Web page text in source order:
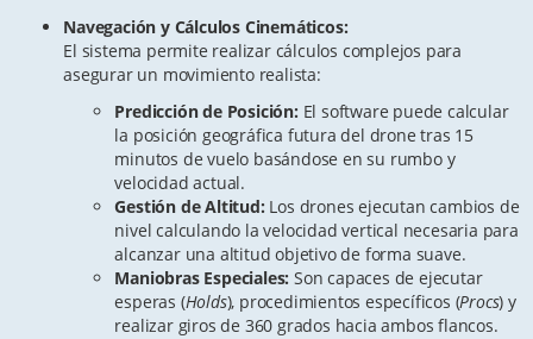
Navegación y Cálculos Cinemáticos:
El sistema permite realizar cálculos complejos para
asegurar un movimiento realista:
Predicción de Posición: El software puede calcular
la posición geográfica futura del drone tras 15
minutos de vuelo basándose en su rumbo y
velocidad actual.
Gestión de Altitud: Los drones ejecutan cambios de
nivel calculando la velocidad vertical necesaria para
alcanzar una altitud objetivo de forma suave.
Maniobras Especiales: Son capaces de ejecutar
esperas (Holds), procedimientos específicos (Procs) y
realizar giros de 360 grados hacia ambos flancos.